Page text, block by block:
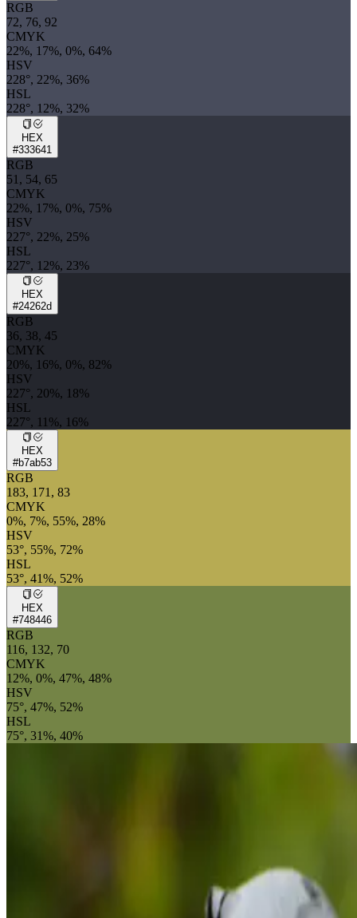
RGB
72, 76, 92
CMYK
22%, 17%, 0%, 64%
HSV
228°, 22%, 36%
HSL
228°, 12%, 32%
HEX
#333641
RGB
51, 54, 65
CMYK
22%, 17%, 0%, 75%
HSV
227°, 22%, 25%
HSL
227°, 12%, 23%
HEX
#24262d
RGB
36, 38, 45
CMYK
20%, 16%, 0%, 82%
HSV
227°, 20%, 18%
HSL
227°, 11%, 16%
HEX
#b7ab53
RGB
183, 171, 83
CMYK
0%, 7%, 55%, 28%
HSV
53°, 55%, 72%
HSL
53°, 41%, 52%
HEX
#748446
RGB
116, 132, 70
CMYK
12%, 0%, 47%, 48%
HSV
75°, 47%, 52%
HSL
75°, 31%, 40%